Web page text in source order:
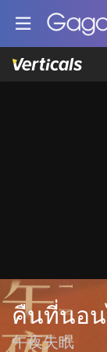
คืนที่นอ
午夜失眠